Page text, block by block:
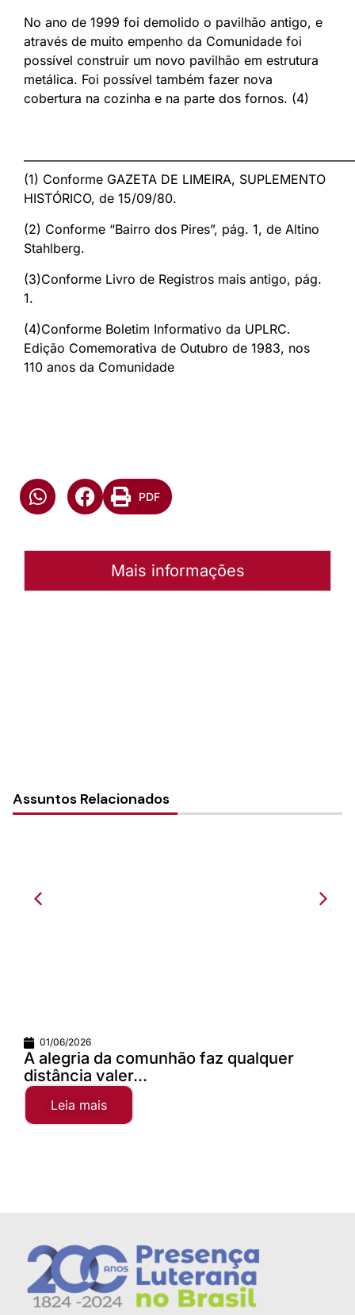
No ano de 1999 foi demolido o pavilhão antigo, e
através de muito empenho da Comunidade foi
possível construir um novo pavilhão em estrutura
metálica. Foi possível também fazer nova
cobertura na cozinha e na parte dos fornos. (4)
(1) Conforme GAZETA DE LIMEIRA, SUPLEMENTO
HISTÓRICO, de 15/09/80.
(2) Conforme “Bairro dos Pires”, pág. 1, de Altino
Stahlberg.
(3)Conforme Livro de Registros mais antigo, pág.
1.
(4)Conforme Boletim Informativo da UPLRC.
Edição Comemorativa de Outubro de 1983, nos
110 anos da Comunidade
PDF
Mais informações
Assuntos Relacionados
01/06/2026
A alegria da comunhão faz qualquer
distância valer...
Leia mais